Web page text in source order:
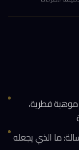
فطرية،
ما الذي يجعله